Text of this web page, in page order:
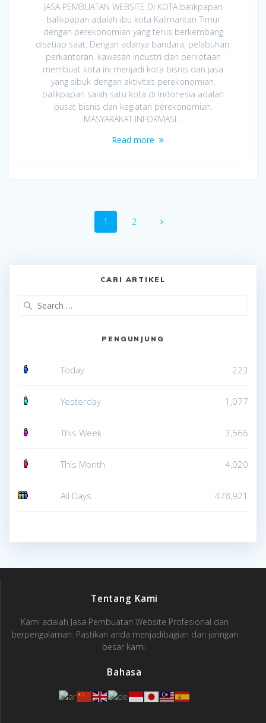
JASA PEMBUATAN WEBSITE DI KOTA balikpapan
balikpapan adalah ibu kota Kalimantan Timur
dengan perekonomian yang terus berkembang
disetiap saat. Dengan adanya bandara, pelabuhan,
perkantoran, kawasan industri dan perkotaan
membuat kota ini menjadi kota bisnis dan jasa
yang sibuk dengan aktivitas perekonomian.
balikpapan salah satu kota di Indonesia adalah
pusat bisnis dan kegiatan perekonomian.
MASYARAKAT INFORMASI…
Read more
navigation
Page
1 Page
2
CARI ARTIKEL
PENGUNJUNG
Today 223
Yesterday 1,077
This Week 3,566
This Month 4,020
All Days 478,921
Tentang Kami
Kami adalah Jasa Pembuatan Website Profesional dan
berpengalaman. Pastikan anda menjadibagian dari jaringan
besar kami.
Bahasa